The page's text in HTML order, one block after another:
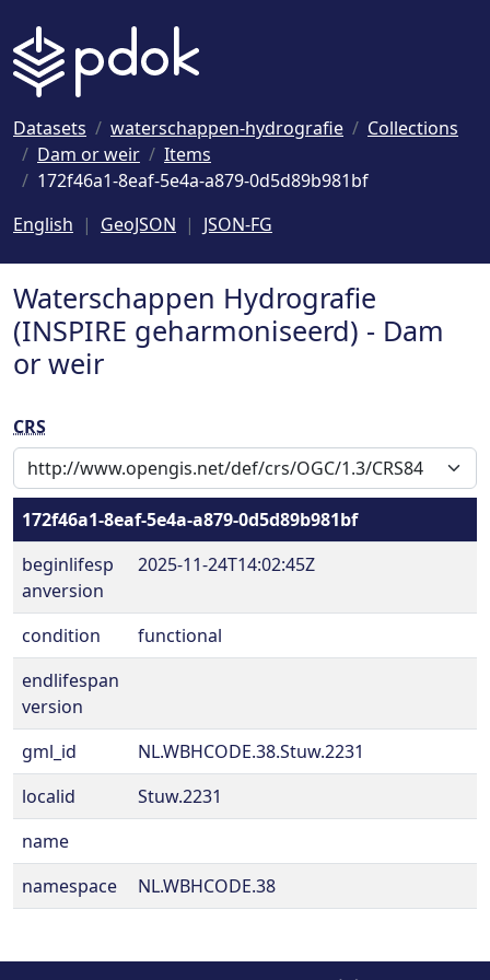
Datasets waterschappen-hydrografie
Collections
Dam or weir
Items
172f46a1-8eaf-5e4a-a879-0d5d89b981bf
English
GeoJSON JSON-FG
Waterschappen Hydrografie
(INSPIRE geharmoniseerd) - Dam
or weir
CRS
172f46a1-8eaf-5e4a-a879-0d5d89b981bf
beginlifesp
anversion
2025-11-24T14:02:45Z
condition
functional
endlifespan
version
gml_id
NL.WBHCODE.38.Stuw.2231
localid
Stuw.2231
name
namespace
NL.WBHCODE.38